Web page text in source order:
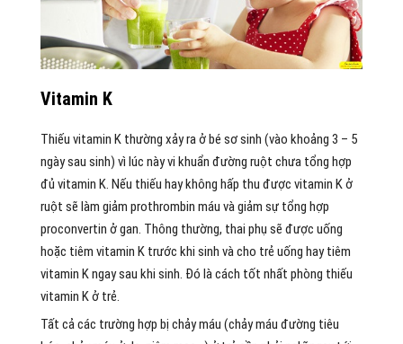
Vitamin K
Thiếu vitamin K thường xảy ra ở bé sơ sinh (vào khoảng 3 – 5
ngày sau sinh) vì lúc này vi khuẩn đường ruột chưa tổng hợp
đủ vitamin K. Nếu thiếu hay không hấp thu được vitamin K ở
ruột sẽ làm giảm prothrombin máu và giảm sự tổng hợp
proconvertin ở gan. Thông thường, thai phụ sẽ được uống
hoặc tiêm vitamin K trước khi sinh và cho trẻ uống hay tiêm
vitamin K ngay sau khi sinh. Đó là cách tốt nhất phòng thiếu
vitamin K ở trẻ.
Tất cả các trường hợp bị chảy máu (chảy máu đường tiêu